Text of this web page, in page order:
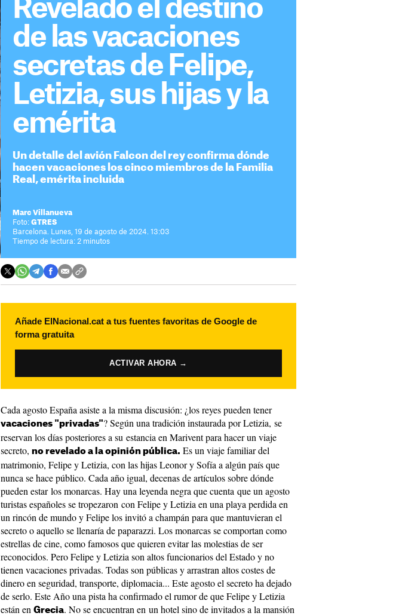
Revelado el destino
de las vacaciones
secretas de Felipe,
Letizia, sus hijas y la
emérita
Un detalle del avión Falcon del rey confirma dónde
hacen vacaciones los cinco miembros de la Familia
Real, emérita incluida
Marc Villanueva
Foto: GTRES
Barcelona. Lunes, 19 de agosto de 2024. 13:03
Tiempo de lectura: 2 minutos
Añade ElNacional.cat a tus fuentes favoritas de Google de
forma gratuita
ACTIVAR AHORA →
Cada agosto España asiste a la misma discusión: ¿los reyes pueden tener
vacaciones "privadas"? Según una tradición instaurada por Letizia, se
reservan los días posteriores a su estancia en Marivent para hacer un viaje
secreto, no revelado a la opinión pública. Es un viaje familiar del
matrimonio, Felipe y Letizia, con las hijas Leonor y Sofía a algún país que
nunca se hace público. Cada año igual, decenas de artículos sobre dónde
pueden estar los monarcas. Hay una leyenda negra que cuenta que un agosto
turistas españoles se tropezaron con Felipe y Letizia en una playa perdida en
un rincón de mundo y Felipe los invitó a champán para que mantuvieran el
secreto o aquello se llenaría de paparazzi. Los monarcas se comportan como
estrellas de cine, como famosos que quieren evitar las molestias de ser
reconocidos. Pero Felipe y Letizia son altos funcionarios del Estado y no
tienen vacaciones privadas. Todas son públicas y arrastran altos costes de
dinero en seguridad, transporte, diplomacia... Este agosto el secreto ha dejado
de serlo. Este Año una pista ha confirmado el rumor de que Felipe y Letizia
están en Grecia. No se encuentran en un hotel sino de invitados a la mansión